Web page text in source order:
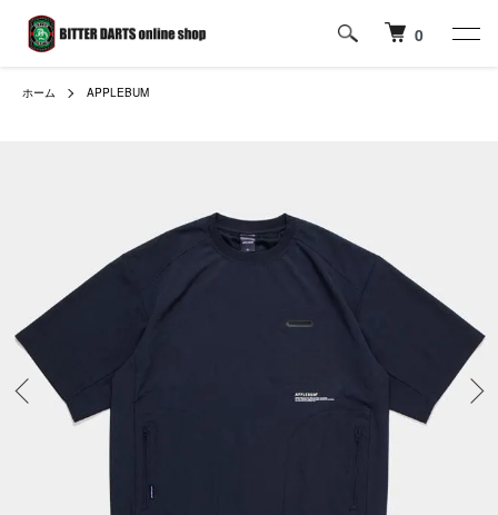
0
ホーム APPLEBUM